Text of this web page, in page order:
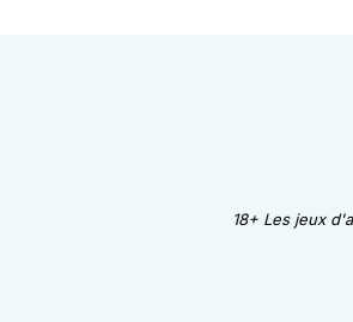
18+ Les jeux